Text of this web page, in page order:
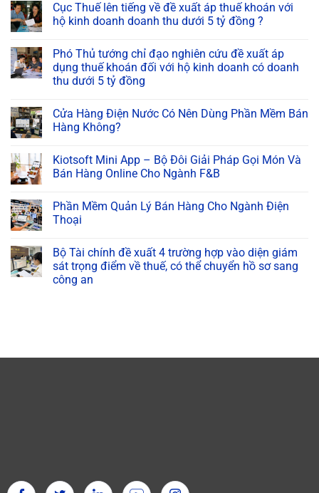
Cục Thuế lên tiếng về đề xuất áp thuế khoán với
hộ kinh doanh doanh thu dưới 5 tỷ đồng ?
Phó Thủ tướng chỉ đạo nghiên cứu đề xuất áp
dụng thuế khoán đối với hộ kinh doanh có doanh
thu dưới 5 tỷ đồng
Cửa Hàng Điện Nước Có Nên Dùng Phần Mềm Bán
Hàng Không?
Kiotsoft Mini App – Bộ Đôi Giải Pháp Gọi Món Và
Bán Hàng Online Cho Ngành F&B
Phần Mềm Quản Lý Bán Hàng Cho Ngành Điện
Thoại
Bộ Tài chính đề xuất 4 trường hợp vào diện giám
sát trọng điểm về thuế, có thể chuyển hồ sơ sang
công an